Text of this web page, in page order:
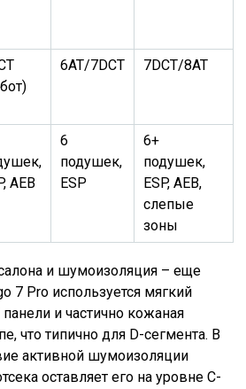
6AT/7DCT 7DCT/8AT
AEB
6
подушек,
ESP
6+
подушек,
ESP, AEB,
слепые
зоны
и шумоизоляция – еще
7 Pro используется мягкий
и частично кожаная
что типично для D-сегмента. В
активной шумоизоляции
оставляет его на уровне C-